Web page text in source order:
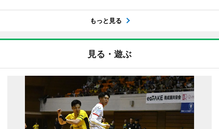
もっと見る
見る・遊ぶ